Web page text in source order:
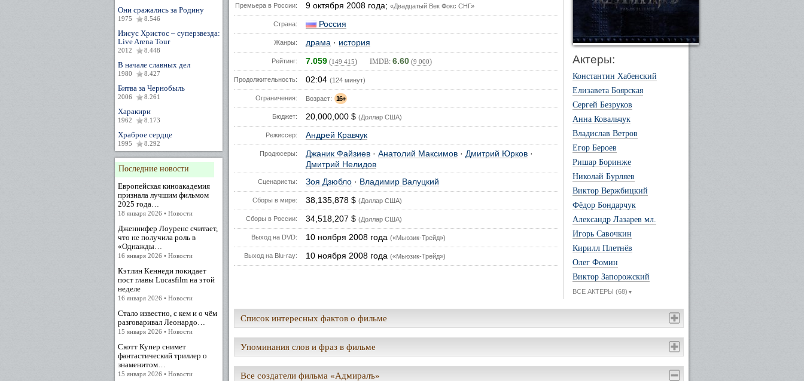
Они сражались за Родину
1975 8.546
Иисус Христос – суперзвезда:
Live Arena Tour
2012 8.448
В начале славных дел
1980 8.427
Битва за Чернобыль
2006 8.261
Харакири
1962 8.173
Храброе сердце
1995 8.292
Последние новости
Европейская киноакадемия
признала лучшим фильмом
2025 года…
18 января 2026 • Новости
Дженнифер Лоуренс считает,
что не получила роль в
«Однажды…
16 января 2026 • Новости
Кэтлин Кеннеди покидает
пост главы Lucasfilm на этой
неделе
16 января 2026 • Новости
Стало известно, с кем и о чём
разговаривал Леонардо…
15 января 2026 • Новости
Скотт Купер снимет
фантастический триллер о
знаменитом…
15 января 2026 • Новости
Премьера в России: 9 октября 2008 года; «Двадцатый Век Фокс СНГ»
Страна: Россия
Жанры: драма · история
Рейтинг: 7.059 (149 415) IMDB: 6.60 (9 000)
Продолжительность: 02:04 (124 минут)
Ограничения: Возраст: 16+
Бюджет: 20,000,000 $ (Доллар США)
Режиссер: Андрей Кравчук
Продюсеры: Джаник Файзиев · Анатолий Максимов · Дмитрий Юрков ·
Дмитрий Нелидов
Сценаристы: Зоя Дзюбло · Владимир Валуцкий
Сборы в мире: 38,135,878 $ (Доллар США)
Сборы в России: 34,518,207 $ (Доллар США)
Выход на DVD: 10 ноября 2008 года («Мьюзик-Трейд»)
Выход на Blu-ray: 10 ноября 2008 года («Мьюзик-Трейд»)
Актеры:
Константин Хабенский
Елизавета Боярская
Сергей Безруков
Анна Ковальчук
Владислав Ветров
Егор Бероев
Ришар Боринже
Николай Бурляев
Виктор Вержбицкий
Фёдор Бондарчук
Александр Лазарев мл.
Игорь Савочкин
Кирилл Плетнёв
Олег Фомин
Виктор Запорожский
ВСЕ АКТЕРЫ (68) ▼
Список интересных фактов о фильме
Упоминания слов и фраз в фильме
Все создатели фильма «Адмиралъ»